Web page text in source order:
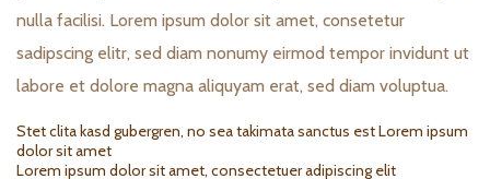
nulla facilisi. Lorem ipsum dolor sit amet, consetetur
sadipscing elitr, sed diam nonumy eirmod tempor invidunt ut
labore et dolore magna aliquyam erat, sed diam voluptua.
Stet clita kasd gubergren, no sea takimata sanctus est Lorem ipsum
dolor sit amet
Lorem ipsum dolor sit amet, consectetuer adipiscing elit